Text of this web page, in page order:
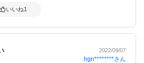
飲んでいます。ありがとうございまし
いいね1
2022/09/07
hgn********さん